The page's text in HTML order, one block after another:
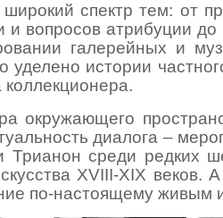
спектр тем: от
и вопросов атрибуции до
галерейных и
истории
окружающего
диалога –
Трианон среди редких
XVIII-XIX веков.
по-настоящему живым